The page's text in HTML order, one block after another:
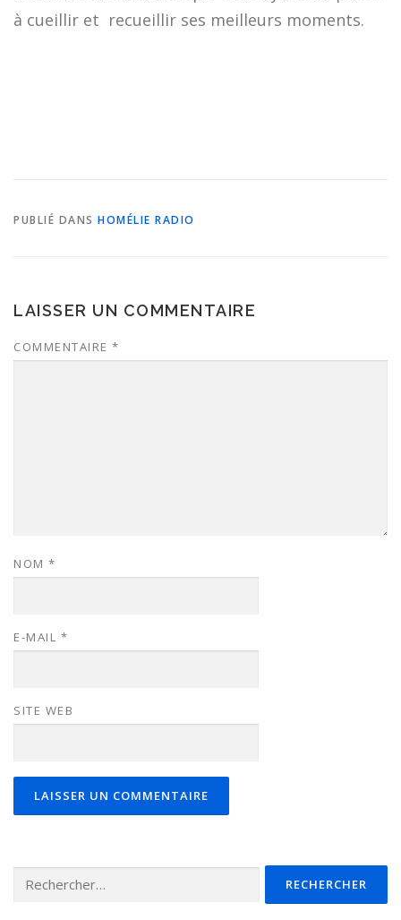
à cueillir et recueillir ses meilleurs moments.
PUBLIÉ DANS HOMÉLIE RADIO
LAISSER UN COMMENTAIRE
COMMENTAIRE *
NOM *
E-MAIL *
SITE WEB